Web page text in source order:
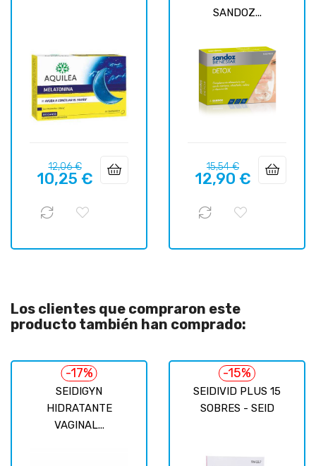
Precio
regular
12,06 €Precio
10,25 €
SANDOZ...
Precio
regular
15,54 €Precio
12,90 €
Los clientes que compraron este
producto también han comprado:
SEIDIGYN
HIDRATANTE
VAGINAL...
-17%
SEIDIVID PLUS 15
SOBRES - SEID
-15%